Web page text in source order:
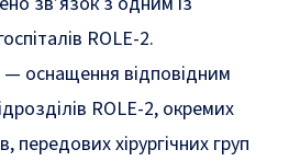
ROLE-2.
оснащення відповідним
ROLE-2, окремих
передових хірургічних груп